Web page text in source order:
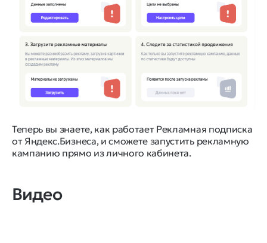
Теперь вы знаете, как работает Рекламная подписка
от Яндекс.Бизнеса, и сможете запустить рекламную
кампанию прямо из личного кабинета.
Видео